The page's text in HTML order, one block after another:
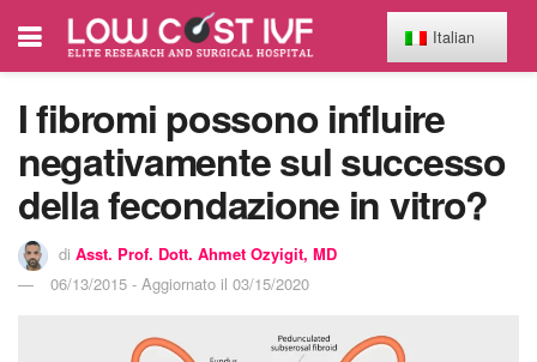
I fibromi possono influire
negativamente sul successo
della fecondazione in vitro?
di Asst. Prof. Dott. Ahmet Ozyigit, MD
06/13/2015 - Aggiornato il 03/15/2020
Italian